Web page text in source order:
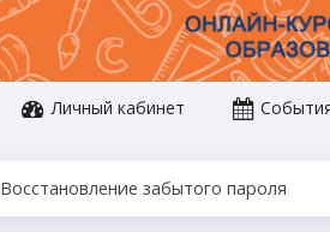
Личный кабинет
Восстановление забытого пароля